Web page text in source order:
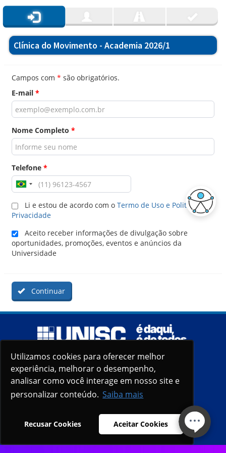
Utilizamos cookies para oferecer melhor
experiência, melhorar o desempenho,
analisar como você interage em nosso site e
personalizar conteúdo. Saiba mais
Recusar Cookies Aceitar Cookies
Utilizamos cookies para oferecer melhor
experiência, melhorar o desempenho,
analisar como você interage em nosso site e
personalizar conteúdo. Saiba mais
Recusar Cookies Aceitar Cookies
Clínica do Movimento - Academia 2026/1
Campos com * são obrigatórios.
E-mail *
Nome Completo *
Telefone *
Li e estou de acordo com o Termo de Uso e Politica de
Privacidade
Aceito receber informações de divulgação sobre
oportunidades, promoções, eventos e anúncios da
Universidade
Continuar